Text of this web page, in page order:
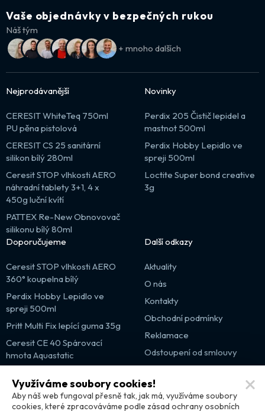
Vaše objednávky v bezpečných rukou
Náš tým
+ mnoho dalších
Nejprodávanější
CERESIT WhiteTeq 750ml
PU pěna pistolová
CERESIT CS 25 sanitární
silikon bílý 280ml
Ceresit STOP vlhkosti AERO
náhradní tablety 3+1, 4 x
450g luční kvítí
PATTEX Re-New Obnovovač
silikonu bílý 80ml
Novinky
Perdix 205 Čistič lepidel a
mastnot 500ml
Perdix Hobby Lepidlo ve
spreji 500ml
Loctite Super bond creative
3g
Doporučujeme
Ceresit STOP vlhkosti AERO
360° koupelna bílý
Perdix Hobby Lepidlo ve
spreji 500ml
Pritt Multi Fix lepící guma 35g
Ceresit CE 40 Spárovací
hmota Aquastatic
Další odkazy
Aktuality
O nás
Kontakty
Obchodní podmínky
Reklamace
Odstoupení od smlouvy
Partnerské weby
Využíváme soubory cookies!
Aby náš web fungoval přesně tak, jak má, využíváme soubory
cookies, které zpracováváme podle zásad ochrany osobních